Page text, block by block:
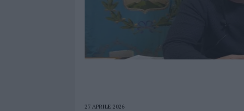
27 APRILE 2026